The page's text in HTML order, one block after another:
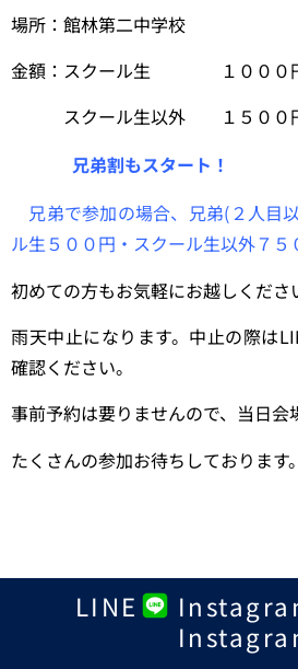
場所：館林第二中学校
金額：スクール生 １０００
スクール生以外 １５００
兄弟割もスタート！
兄弟で参加の場合、兄弟(２人目
ル生５００円・スクール生以外７５
初めての方もお気軽にお越しくださ
雨天中止になります。中止の際は
確認ください。
事前予約は要りませんので、当日会
たくさんの参加お待ちしております。
LINE